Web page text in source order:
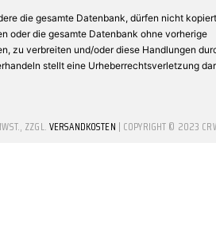
die gesamte Datenbank, dürfen nicht kopiert
oder die gesamte Datenbank ohne vorherige
zu verbreiten und/oder diese Handlungen
stellt eine Urheberrechtsverletzung
ZZGL.VERSANDKOSTEN | COPYRIGHT © 2023